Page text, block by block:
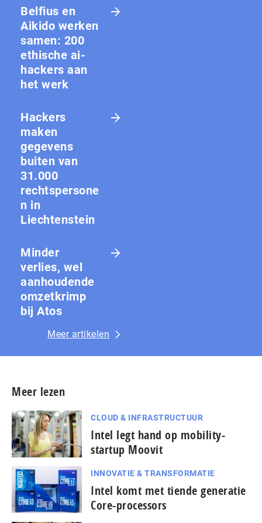
Belfius en
Aikido werken
samen: 200
ethische ai-
hackers aan
het werk
Hackers
maken
gegevens
buiten van
31.000
rechtspersone
n in
Liechtenstein
Minder
verlies, wel
aanhoudende
omzetkrimp
bij Atos
Meer artikelen
Meer lezen
CLOUD & INFRASTRUCTUUR
Intel legt hand op mobility-
startup Moovit
INNOVATIE & TRANSFORMATIE
Intel komt met tiende generatie
Core-processors